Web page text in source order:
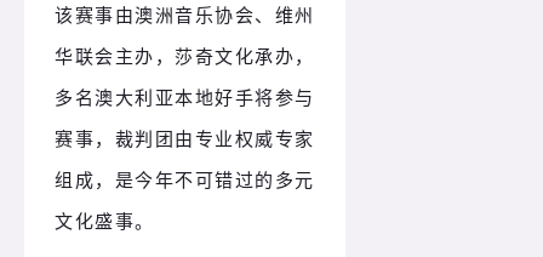
该赛事由澳洲音乐协会、维州
华联会主办，莎奇文化承办，
多名澳大利亚本地好手将参与
赛事，裁判团由专业权威专家
组成，是今年不可错过的多元
文化盛事。